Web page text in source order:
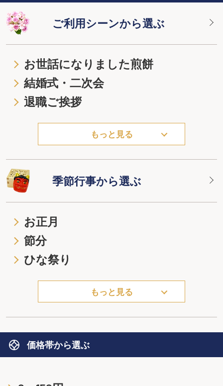
ご利用シーンから選ぶ
お世話になりました煎餅
結婚式・二次会
退職ご挨拶
もっと見る
季節行事から選ぶ
お正月
節分
ひな祭り
もっと見る
価格帯から選ぶ